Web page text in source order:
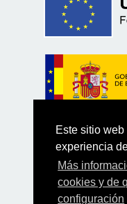
Este sitio
experiencia
Más
cookies y de
configuración